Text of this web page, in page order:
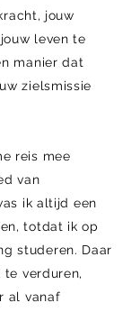
jouw
leven te
manier dat
zielsmissie
reis mee
van
ik altijd een
totdat ik op
studeren. Daar
te verduren,
al vanaf